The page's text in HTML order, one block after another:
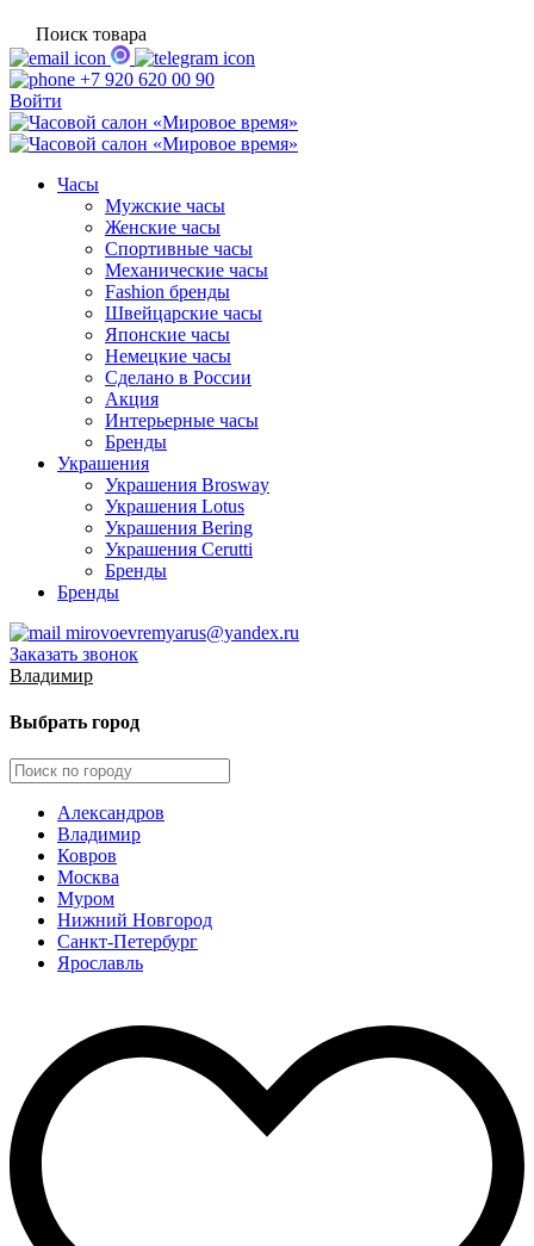
Поиск товара
+7 920 620 00 90
Войти
Часы
Мужские часы
Женские часы
Спортивные часы
Механические часы
Fashion бренды
Швейцарские часы
Японские часы
Немецкие часы
Сделано в России
Акция
Интерьерные часы
Бренды
Украшения
Украшения Brosway
Украшения Lotus
Украшения Bering
Украшения Cerutti
Бренды
Бренды
mirovoevremyarus@yandex.ru
Заказать звонок
Владимир
Выбрать город
Александров
Владимир
Ковров
Москва
Муром
Нижний Новгород
Санкт-Петербург
Ярославль